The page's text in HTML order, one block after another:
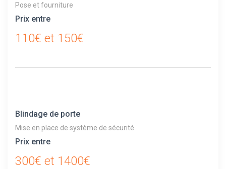
Pose et fourniture
Prix entre
110€ et 150€
Blindage de porte
Mise en place de système de sécurité
Prix entre
300€ et 1400€